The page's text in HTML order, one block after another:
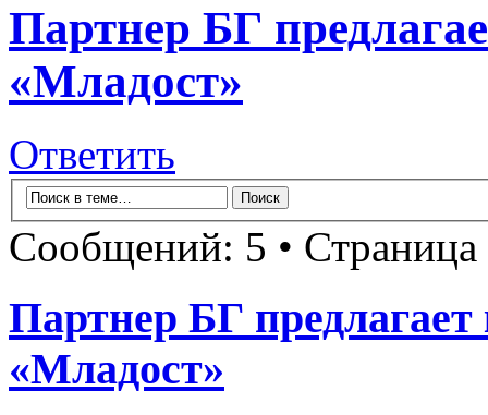
Партнер БГ
«Младост»
Ответить
Сообщений: 5 • Страница
Партнер БГ
«Младост»